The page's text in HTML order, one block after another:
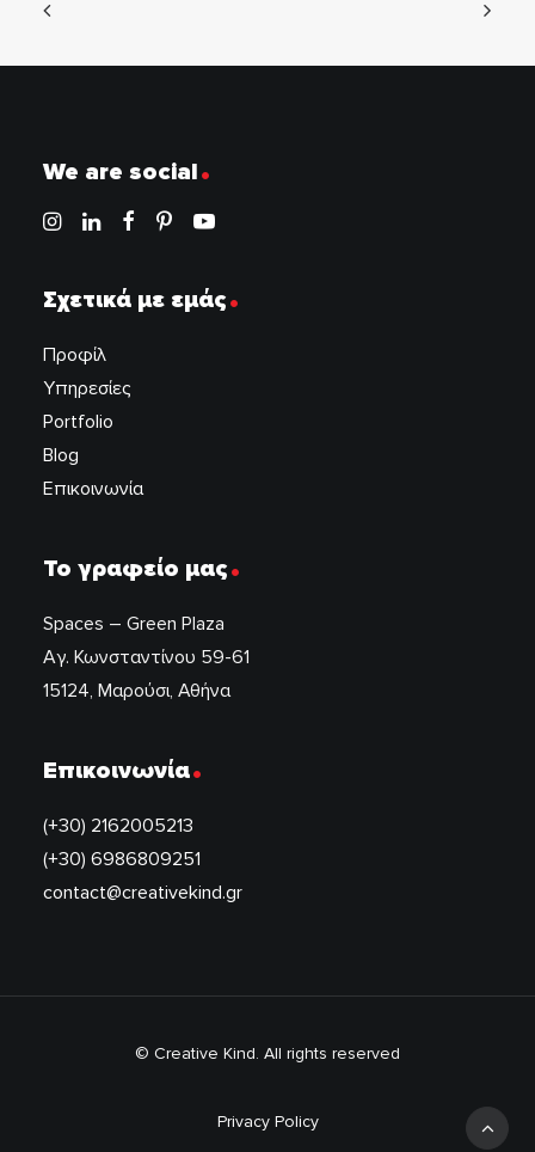
We are social.
Σχετικά με εμάς.
Προφίλ
Υπηρεσίες
Portfolio
Blog
Επικοινωνία
Το γραφείο μας.
Spaces – Green Plaza
Αγ. Κωνσταντίνου 59-61
15124, Μαρούσι, Αθήνα
Επικοινωνία.
(+30) 2162005213
(+30) 6986809251
contact@creativekind.gr
© Creative Kind. All rights reserved
Privacy Policy